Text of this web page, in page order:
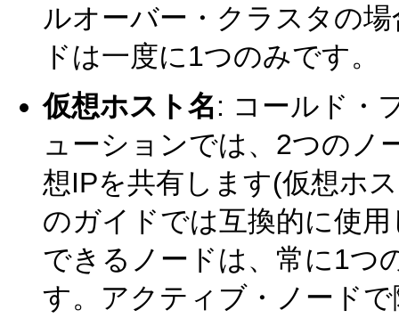
ルオーバー・クラスタの
ドは一度に1つのみです。
仮想ホスト名: コールド・
ューションでは、2つのノ
想IPを共有します(仮想ホ
のガイドでは互換的に使
できるノードは、常に1つ
す。アクティブ・ノード